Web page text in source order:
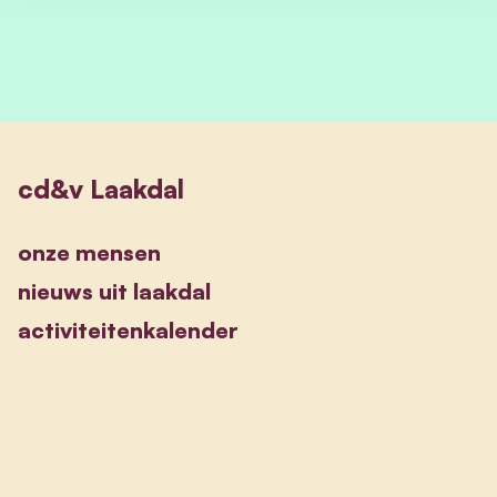
cd&v Laakdal
onze mensen
nieuws uit laakdal
activiteitenkalender